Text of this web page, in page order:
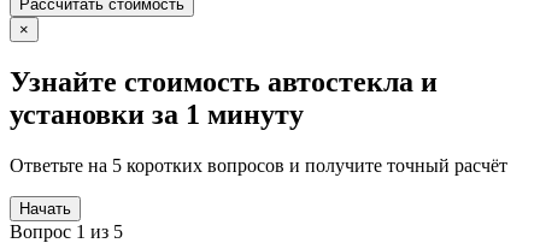
Рассчитать стоимость
×
Узнайте стоимость автостекла и
установки за 1 минуту
Ответьте на 5 коротких вопросов и получите точный расчёт
Начать
Вопрос 1 из 5